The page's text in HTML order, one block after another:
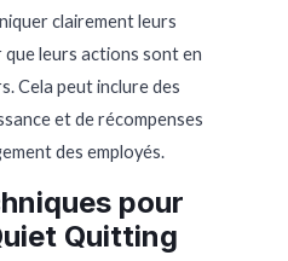
clairement leurs
que leurs actions sont en
Cela peut inclure des
et de récompenses
des employés.
pour
Quitting